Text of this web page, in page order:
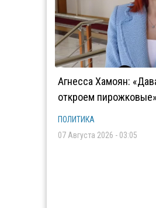
Агнесса Хамоян:
откроем пирожковые»
ПОЛИТИКА
07 Августа 2026 - 03:05